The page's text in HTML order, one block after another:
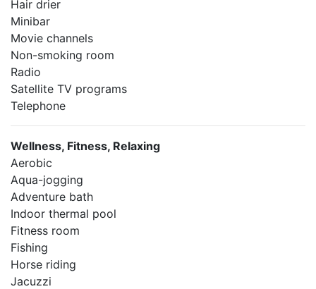
Hair drier
Minibar
Movie channels
Non-smoking room
Radio
Satellite TV programs
Telephone
Wellness, Fitness, Relaxing
Aerobic
Aqua-jogging
Adventure bath
Indoor thermal pool
Fitness room
Fishing
Horse riding
Jacuzzi